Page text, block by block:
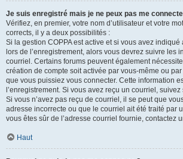
Je suis enregistré mais je ne peux pas me
Vérifiez, en premier, votre nom d’utilisateur et votre
corrects, il y a deux possibilités :
Si la gestion COPPA est active et si vous avez
lors de l’enregistrement, alors vous devrez suivre les
courriel. Certains forums peuvent également
création de compte soit activée par vous-même ou
que vous puissiez vous connecter. Cette information
l’enregistrement. Si vous avez reçu un courriel,
Si vous n’avez pas reçu de courriel, il se peut que
adresse incorrecte ou que le courriel ait été traité par
vous êtes sûr de l’adresse courriel fournie, contactez
Haut